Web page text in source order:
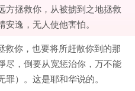
方拯救你，从被掳到之地拯救
逸，无人使他害怕。
救你，也要将所赶散你到的那
尽，倒要从宽惩治你，万不能
）。这是耶和华说的。